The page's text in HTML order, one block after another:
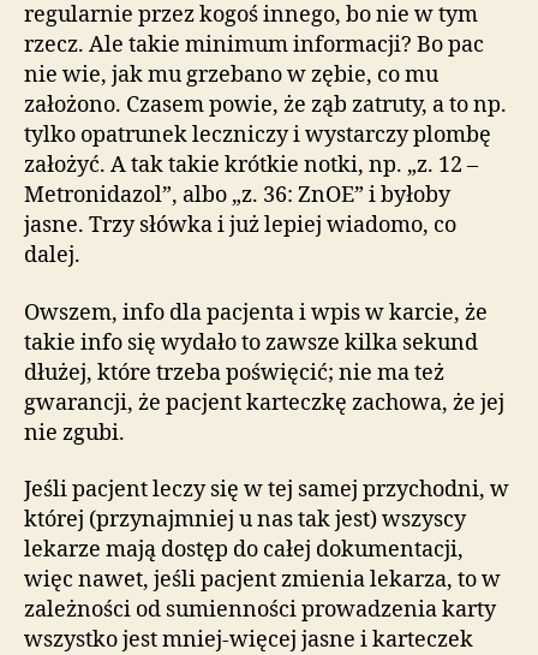
regularnie przez kogoś innego, bo nie w tym
rzecz. Ale takie minimum informacji? Bo pac
nie wie, jak mu grzebano w zębie, co mu
założono. Czasem powie, że ząb zatruty, a to np.
tylko opatrunek leczniczy i wystarczy plombę
założyć. A tak takie krótkie notki, np. „z. 12 –
Metronidazol”, albo „z. 36: ZnOE” i byłoby
jasne. Trzy słówka i już lepiej wiadomo, co
dalej.
Owszem, info dla pacjenta i wpis w karcie, że
takie info się wydało to zawsze kilka sekund
dłużej, które trzeba poświęcić; nie ma też
gwarancji, że pacjent karteczkę zachowa, że jej
nie zgubi.
Jeśli pacjent leczy się w tej samej przychodni, w
której (przynajmniej u nas tak jest) wszyscy
lekarze mają dostęp do całej dokumentacji,
więc nawet, jeśli pacjent zmienia lekarza, to w
zależności od sumienności prowadzenia karty
wszystko jest mniej-więcej jasne i karteczek